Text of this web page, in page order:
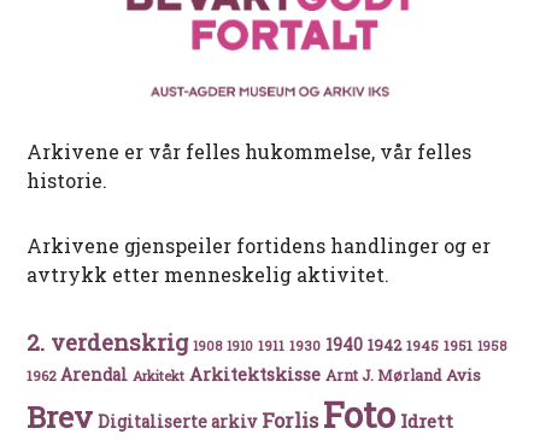
Arkivene er vår felles hukommelse, vår felles
historie.
Arkivene gjenspeiler fortidens handlinger og er
avtrykk etter menneskelig aktivitet.
2. verdenskrig 1908 1910 1911 1930 1940 1942 1945 1951 1958
1962 Arendal Arkitekt Arkitektskisse Arnt J. Mørland Avis
Brev Digitaliserte arkiv Forlis Foto Idrett